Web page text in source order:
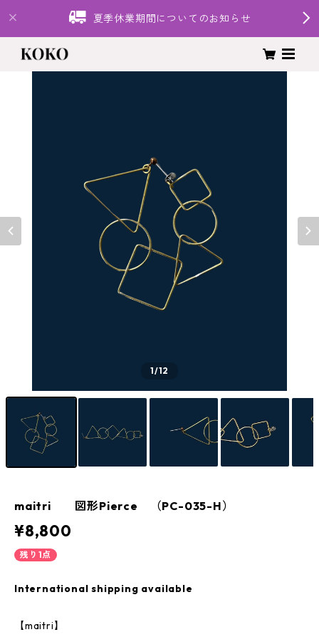
夏季休業期間についてのお知らせ
1/12
maitri 図形Pierce （PC-035-H）
¥8,800
残り1点
International shipping available
【maitri】